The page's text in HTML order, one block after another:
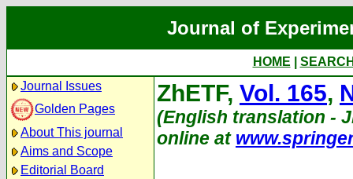
Journal of
HOME
Journal Issues
Golden Pages
About This journal
Aims and Scope
Editorial Board
ZhETF, Vol. 165,
(English translation -
online at